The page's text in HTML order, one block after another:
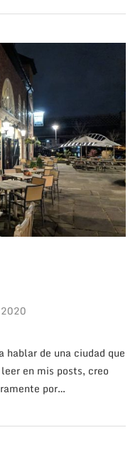
hablar de una ciudad que
en mis posts, creo
por…